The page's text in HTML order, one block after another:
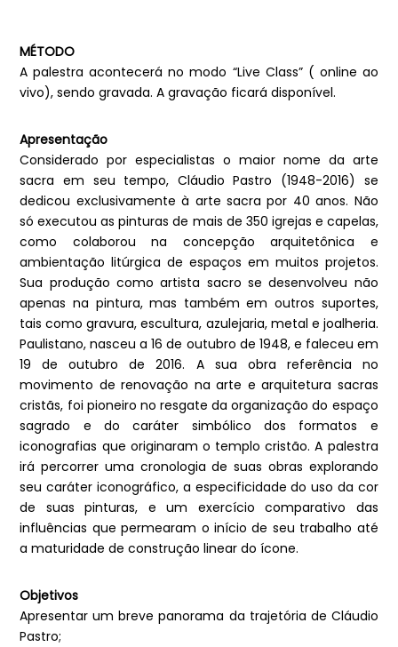
MÉTODO
A palestra acontecerá no modo “Live Class” ( online ao
vivo), sendo gravada. A gravação ficará disponível.
Apresentação
Considerado por especialistas o maior nome da arte
sacra em seu tempo, Cláudio Pastro (1948-2016) se
dedicou exclusivamente à arte sacra por 40 anos. Não
só executou as pinturas de mais de 350 igrejas e capelas,
como colaborou na concepção arquitetônica e
ambientação litúrgica de espaços em muitos projetos.
Sua produção como artista sacro se desenvolveu não
apenas na pintura, mas também em outros suportes,
tais como gravura, escultura, azulejaria, metal e joalheria.
Paulistano, nasceu a 16 de outubro de 1948, e faleceu em
19 de outubro de 2016. A sua obra referência no
movimento de renovação na arte e arquitetura sacras
cristãs, foi pioneiro no resgate da organização do espaço
sagrado e do caráter simbólico dos formatos e
iconografias que originaram o templo cristão. A palestra
irá percorrer uma cronologia de suas obras explorando
seu caráter iconográfico, a especificidade do uso da cor
de suas pinturas, e um exercício comparativo das
influências que permearam o início de seu trabalho até
a maturidade de construção linear do ícone.
Objetivos
Apresentar um breve panorama da trajetória de Cláudio
Pastro;